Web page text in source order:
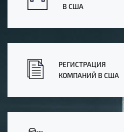
В США
РЕГИСТРАЦИЯ
КОМПАНИЙ В США